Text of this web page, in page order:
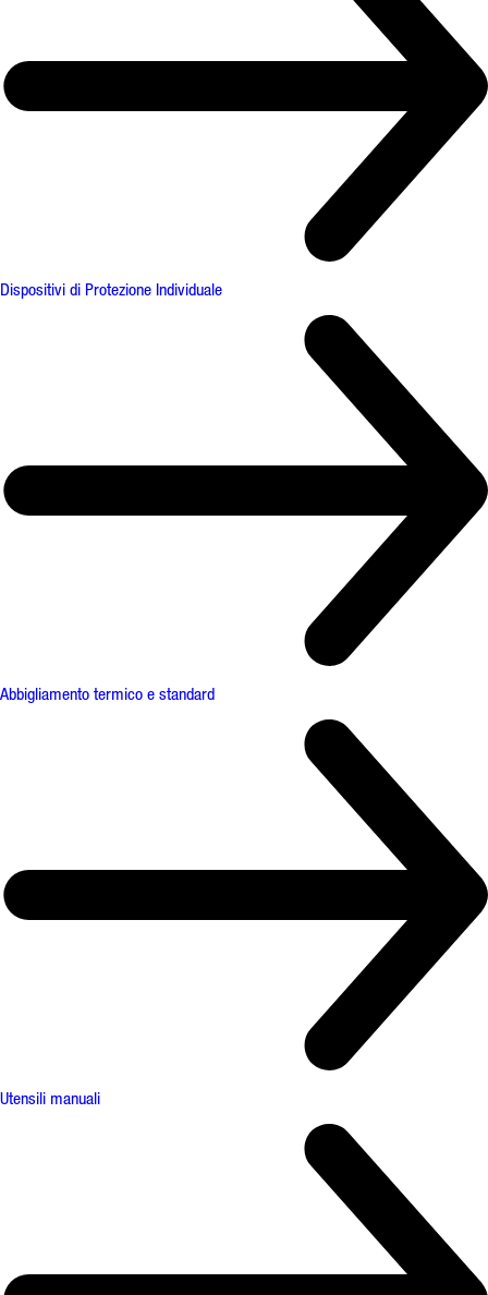
Dispositivi di Protezione Individuale
Abbigliamento termico e standard
Utensili manuali